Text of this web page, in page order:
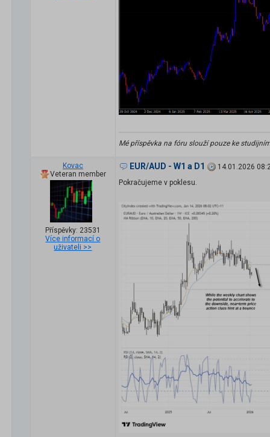
Mé příspěvka na fóru slouží pouze ke
Kovac
Veteran member
Příspěvky: 23531
Více informací o
uživateli >>
EUR/AUD - W1 a D1
14.01.2026
Pokračujeme v poklesu.